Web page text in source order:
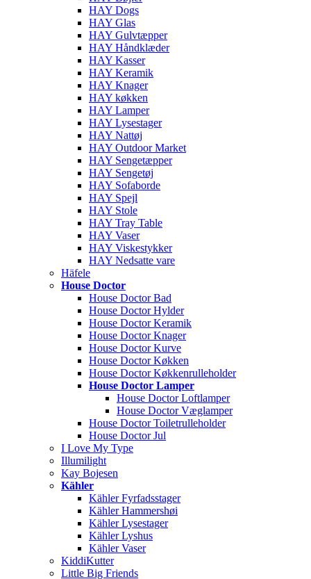
HAY Dogs
HAY Glas
HAY Gulvtæpper
HAY Håndklæder
HAY Kasser
HAY Keramik
HAY Knager
HAY køkken
HAY Lamper
HAY Lysestager
HAY Nattøj
HAY Outdoor Market
HAY Sengetæpper
HAY Sengetøj
HAY Sofaborde
HAY Spejl
HAY Stole
HAY Tray Table
HAY Vaser
HAY Viskestykker
HAY Nedsatte vare
Häfele
House Doctor
House Doctor Bad
House Doctor Hylder
House Doctor Keramik
House Doctor Knager
House Doctor Kurve
House Doctor Køkken
House Doctor Køkkenrulleholder
House Doctor Lamper
House Doctor Loftlamper
House Doctor Væglamper
House Doctor Toiletrulleholder
House Doctor Jul
I Love My Type
Illumilight
Kay Bojesen
Kähler
Kähler Fyrfadsstager
Kähler Hammershøi
Kähler Lysestager
Kähler Lyshus
Kähler Vaser
KiddiKutter
Little Big Friends